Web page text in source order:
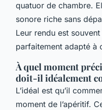
quatuor de chambre.
sonore riche sans
Leur rendu est
parfaitement adapté à
À quel moment
doit-il idéalement
L’idéal est qu’il
moment de l’apéritif.